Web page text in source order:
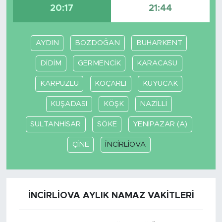
20:17 21:44
AYDIN BOZDOĞAN BUHARKENT
DİDİM GERMENCİK KARACASU
KARPUZLU KOÇARLI KUYUCAK
KUŞADASI KÖŞK NAZİLLİ
SULTANHİSAR SÖKE YENİPAZAR (A)
ÇİNE İNCİRLİOVA
İNCİRLİOVA AYLIK NAMAZ VAKITLERI